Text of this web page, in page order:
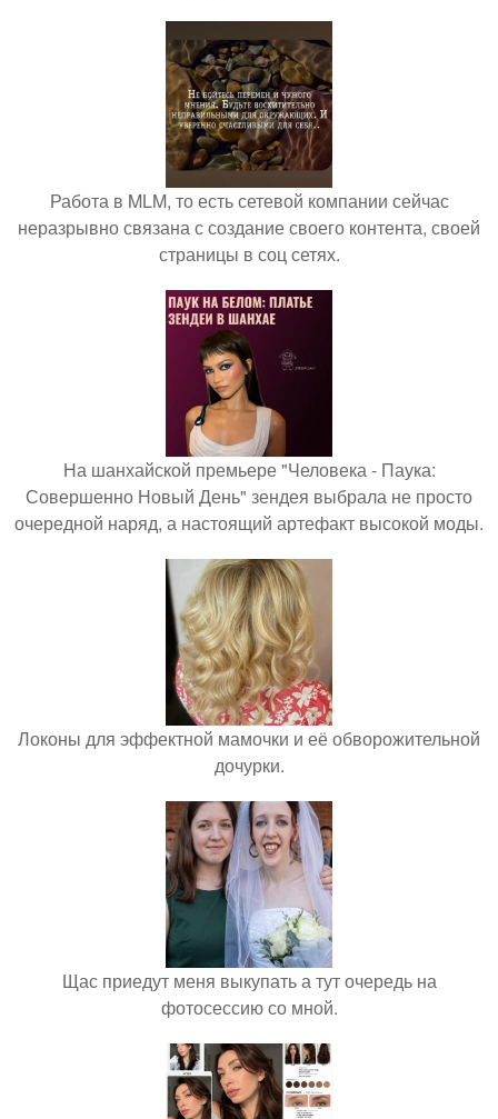
Работа в MLM, то есть сетевой компании сейчас
неразрывно связана с создание своего контента, своей
страницы в соц сетях.
На шанхайской премьере "Человека - Паука:
Совершенно Новый День" зендея выбрала не просто
очередной наряд, а настоящий артефакт высокой моды.
Локоны для эффектной мамочки и её обворожительной
дочурки.
Щас приедут меня выкупать а тут очередь на
фотосессию со мной.